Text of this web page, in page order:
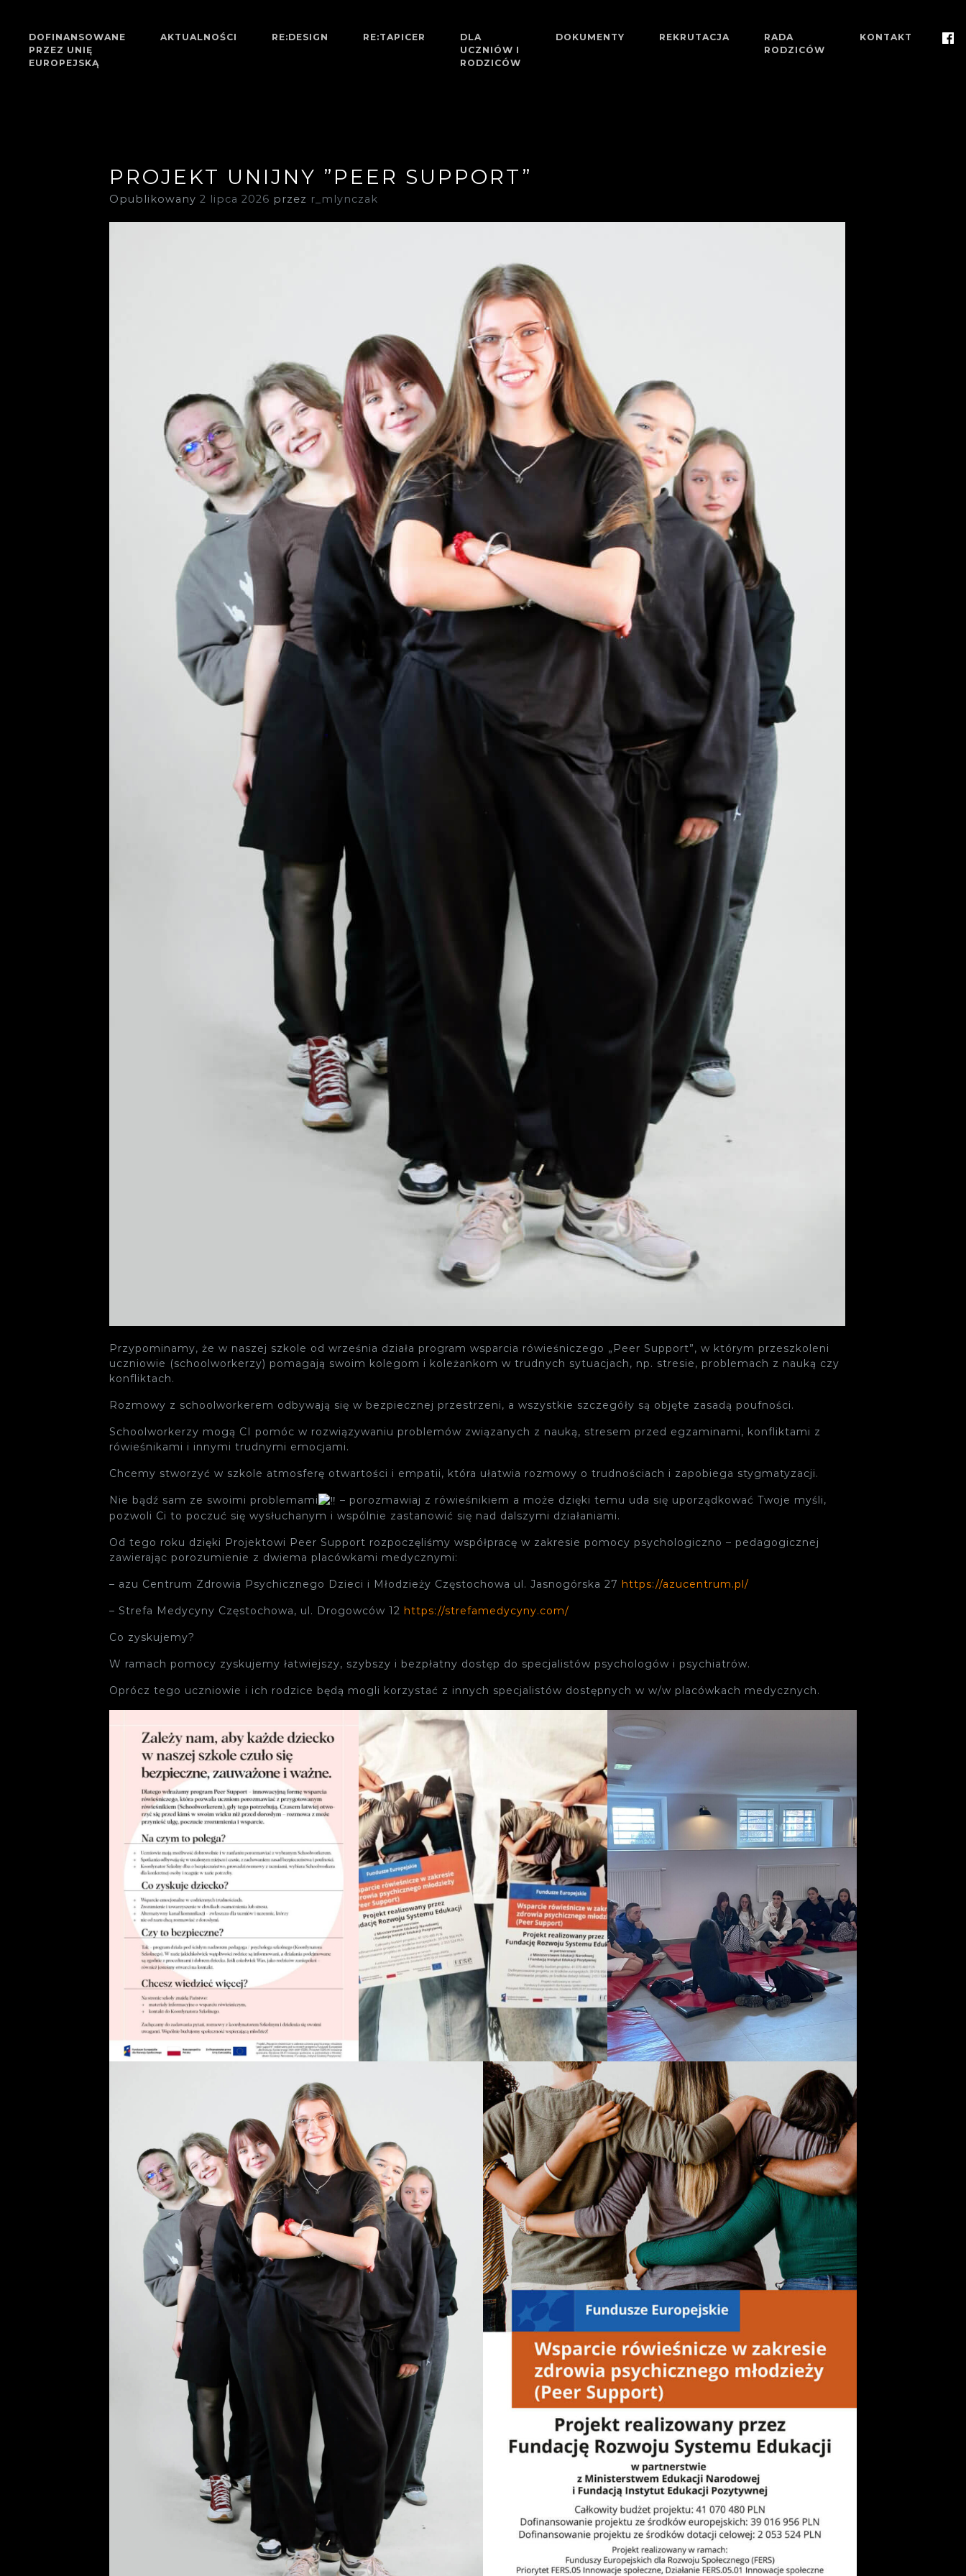
RE:YMONT
RE;YMONT, SZKOŁA Z POMYSŁEM!
DOFINANSOWANE
PRZEZ UNIĘ
EUROPEJSKĄ
AKTUALNOŚCI RE:DESIGN RE:TAPICER
DLA
UCZNIÓW I
RODZICÓW
DOKUMENTY REKRUTACJA
RADA
RODZICÓW
KONTAKT
PROJEKT UNIJNY ”PEER SUPPORT”
Opublikowany 2 lipca 2026 przez r_mlynczak
Przypominamy, że w naszej szkole od września działa program wsparcia rówieśniczego „Peer Support”, w którym przeszkoleni
uczniowie (schoolworkerzy) pomagają swoim kolegom i koleżankom w trudnych sytuacjach, np. stresie, problemach z nauką czy
konfliktach.
Rozmowy z schoolworkerem odbywają się w bezpiecznej przestrzeni, a wszystkie szczegóły są objęte zasadą poufności.
Schoolworkerzy mogą CI pomóc w rozwiązywaniu problemów związanych z nauką, stresem przed egzaminami, konfliktami z
rówieśnikami i innymi trudnymi emocjami.
Chcemy stworzyć w szkole atmosferę otwartości i empatii, która ułatwia rozmowy o trudnościach i zapobiega stygmatyzacji.
Nie bądź sam ze swoimi problemami
– porozmawiaj z rówieśnikiem a może dzięki temu uda się uporządkować Twoje myśli,
pozwoli Ci to poczuć się wysłuchanym i wspólnie zastanowić się nad dalszymi działaniami.
Od tego roku dzięki Projektowi Peer Support rozpoczęliśmy współpracę w zakresie pomocy psychologiczno – pedagogicznej
zawierając porozumienie z dwiema placówkami medycznymi:
– azu Centrum Zdrowia Psychicznego Dzieci i Młodzieży Częstochowa ul. Jasnogórska 27 https://azucentrum.pl/
– Strefa Medycyny Częstochowa, ul. Drogowców 12 https://strefamedycyny.com/
Co zyskujemy?
W ramach pomocy zyskujemy łatwiejszy, szybszy i bezpłatny dostęp do specjalistów psychologów i psychiatrów.
Oprócz tego uczniowie i ich rodzice będą mogli korzystać z innych specjalistów dostępnych w w/w placówkach medycznych.